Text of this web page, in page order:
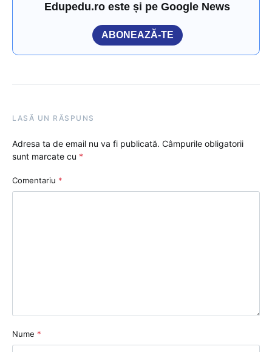
Edupedu.ro este și pe Google News
ABONEAZĂ-TE
LASĂ UN RĂSPUNS
Adresa ta de email nu va fi publicată. Câmpurile obligatorii
sunt marcate cu *
Comentariu *
Nume *